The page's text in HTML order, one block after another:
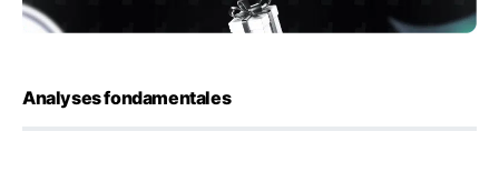
Analyses fondamentales